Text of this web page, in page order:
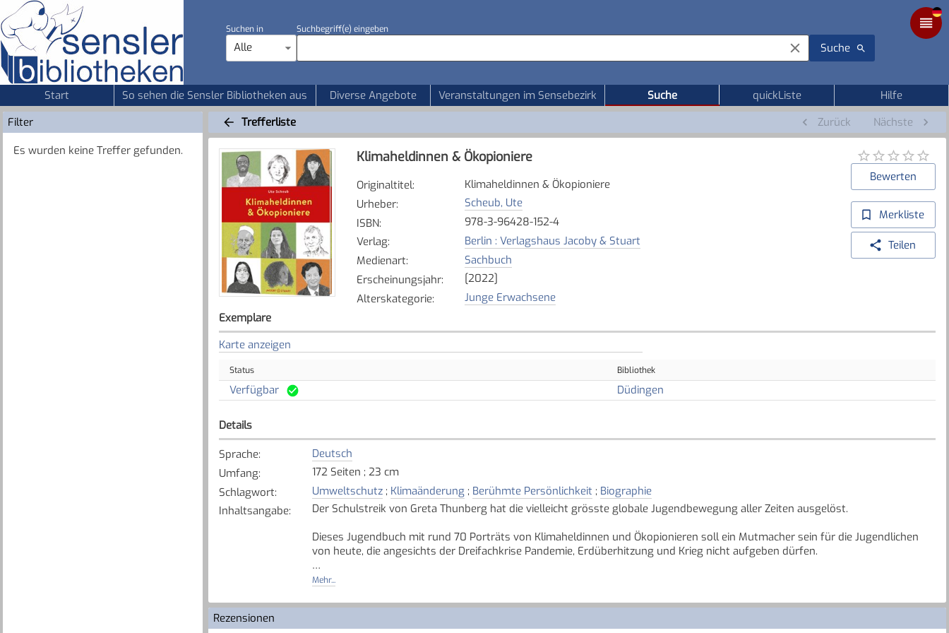
Suchen in
Alle
Suchbegriff(e) eingeben
Suche
Start So sehen die Sensler Bibliotheken aus Diverse Angebote Veranstaltungen im Sensebezirk Suche quickListe
Hilfe
Filter
Es wurden keine Treffer gefunden.
Trefferliste Zurück Nächste
Klimaheldinnen & Ökopioniere
Originaltitel:
Klimaheldinnen & Ökopioniere
Urheber:
Scheub, Ute
ISBN:
978-3-96428-152-4
Verlag:
Berlin : Verlagshaus Jacoby & Stuart
Medienart:
Sachbuch
Erscheinungsjahr:
[2022]
Alterskategorie: Junge Erwachsene
Bewerten
Merkliste
Teilen
Exemplare
Karte anzeigen
Status Bibliothek
Verfügbar Düdingen
Details
Sprache:
Deutsch
Umfang:
172 Seiten ; 23 cm
Schlagwort: Umweltschutz; Klimaänderung; Berühmte Persönlichkeit ; Biographie
Inhaltsangabe:
Der Schulstreik von Greta Thunberg hat die vielleicht grösste globale Jugendbewegung aller Zeiten ausgelöst.
Dieses Jugendbuch mit rund 70 Porträts von Klimaheldinnen und Ökopionieren soll ein Mutmacher sein für die Jugendlichen
von heute, die angesichts der Dreifachkrise Pandemie, Erdüberhitzung und Krieg nicht aufgeben dürfen.
Das Buch zeigt auf, wie vielfältig und fantasievoll die globale Umweltbewegung ist und welche Erfolge sie schon erreicht hat.
[Quelle: Buchhaus.ch, bearbeitet mit ChatGPT]
Mehr...
Rezensionen